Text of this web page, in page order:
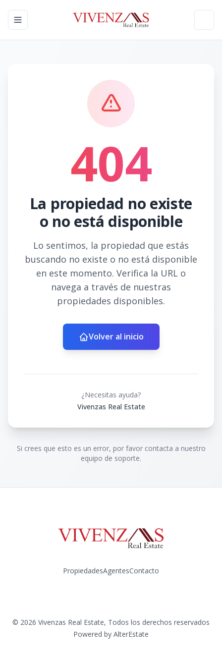
Toggle navigation menu
404
La propiedad no existe
o no está disponible
Lo sentimos, la propiedad que estás
buscando no existe o no está disponible
en este momento. Verifica la URL o
navega a través de nuestras
propiedades disponibles.
Volver al inicio
¿Necesitas ayuda?
Vivenzas Real Estate
Si crees que esto es un error, por favor contacta a nuestro
equipo de soporte.
PropiedadesAgentesContacto
© 2026 Vivenzas Real Estate, Todos los derechos reservados
Powered by AlterEstate